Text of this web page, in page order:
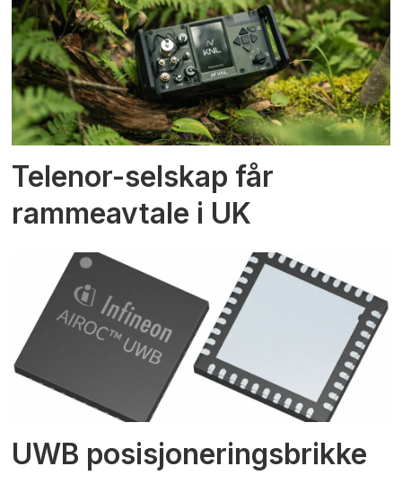
Telenor-selskap får
rammeavtale i UK
UWB posisjoneringsbrikke